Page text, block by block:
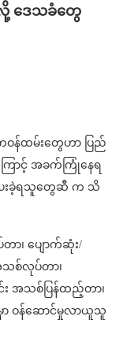
လို့ ဒေသခံတွေ
ကဝန်ထမ်းတွေဟာ ပြည်
ောင့် အခက်ကြုံနေရ
းခဲ့ရသူတွေဆီ က သိ
၊ ပျောက်ဆုံး/
သစ်လုပ်တာ၊
င်း အသစ်ပြန်ထည့်တာ၊
ဝန်ဆောင်မှုလာယူသူ